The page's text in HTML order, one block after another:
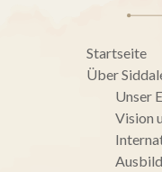
Startseite
Über
Unser
Vision